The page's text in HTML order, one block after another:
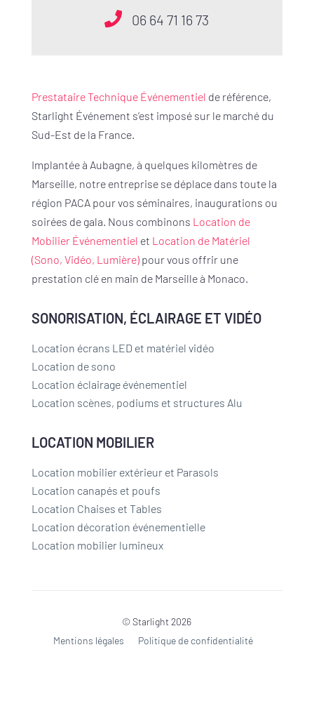
06 64 71 16 73
Prestataire Technique Événementiel de référence,
Starlight Événement s’est imposé sur le marché du
Sud-Est de la France.
Implantée à Aubagne, à quelques kilomètres de
Marseille, notre entreprise se déplace dans toute la
région PACA pour vos séminaires, inaugurations ou
soirées de gala. Nous combinons Location de
Mobilier Événementiel et Location de Matériel
(Sono, Vidéo, Lumière)pour vous offrir une
prestation clé en main de Marseille à Monaco.
SONORISATION, ÉCLAIRAGE ET VIDÉO
Location écrans LED et matériel vidéo
Location de sono
Location éclairage événementiel
Location scènes, podiums et structures Alu
LOCATION MOBILIER
Location mobilier extérieur et Parasols
Location canapés et poufs
Location Chaises et Tables
Location décoration événementielle
Location mobilier lumineux
© Starlight 2026
Mentions légales
Politique de confidentialité